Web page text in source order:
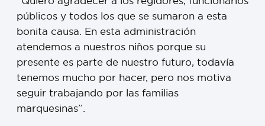
públicos y todos los que se sumaron a esta
bonita causa. En esta administración
atendemos a nuestros niños porque su
presente es parte de nuestro futuro, todavía
tenemos mucho por hacer, pero nos motiva
seguir trabajando por las familias
marquesinas”.